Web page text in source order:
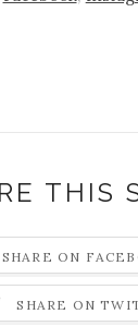
THIS
SHARE ON
SHARE ON